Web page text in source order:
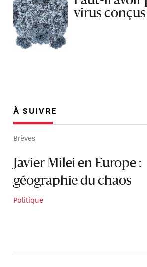
virus conçus
À SUIVRE
Brèves
Javier Milei en Europe :
géographie du chaos
Politique